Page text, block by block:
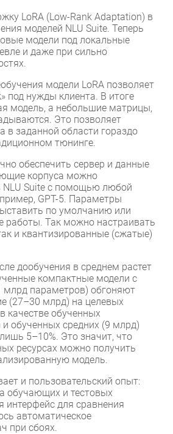
LoRA (Low-Rank Adaptation) в
моделей NLU Suite. Теперь
модели под локальные
и даже при сильно
модели LoRA позволяет
под нужды клиента. В итоге
модель, а небольшие матрицы,
Это позволяет
в заданной области гораздо
тюнинге.
обеспечить сервер и данные
корпуса можно
NLU Suite с помощью любой
GPT-5. Параметры
по умолчанию или
работы. Так можно настраивать
и квантизированные (сжатые)
дообучения в среднем растет
компактные модели с
параметров) обгоняют
(27–30 млрд) на целевых
качестве обученных
обученных средних (9 млрд)
5–10%. Это значит, что
ресурсах можно получить
модель.
и пользовательский опыт:
обучающих и тестовых
интерфейс для сравнения
автоматическое
при сбоях.